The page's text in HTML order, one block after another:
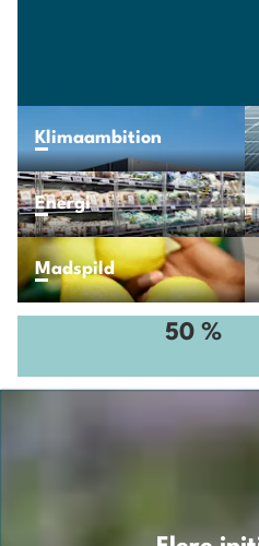
Klimaambition
Energi
Madspild
50 %